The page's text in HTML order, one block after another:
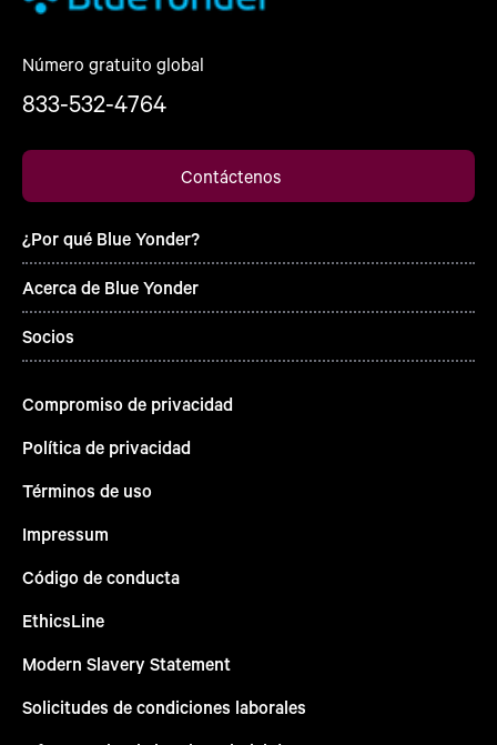
Número gratuito global
833-532-4764
Contáctenos
¿Por qué Blue Yonder?
Acerca de Blue Yonder
Socios
Compromiso de privacidad
Política de privacidad
Términos de uso
Impressum
Código de conducta
EthicsLine
Modern Slavery Statement
Solicitudes de condiciones laborales